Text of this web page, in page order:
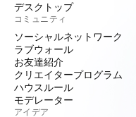
デスクトップ
コミュニティ
ソーシャルネットワーク
ラブウォール
お友達紹介
クリエイタープログラム
ハウスルール
モデレーター
アイデア